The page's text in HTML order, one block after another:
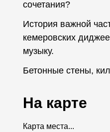
сочетания?
История важной
кемеровских
музыку.
Бетонные стены,
На карте
Карта места...